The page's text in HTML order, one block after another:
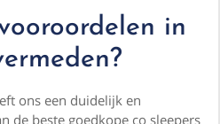
in
ons een duidelijk en
de beste goedkope co sleepers